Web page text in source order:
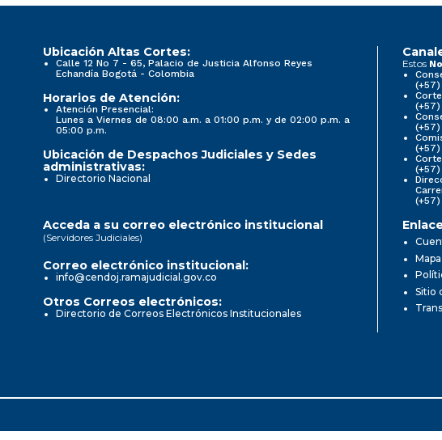
Ubicación Altas Cortes:
Calle 12 No 7 - 65, Palacio de Justicia Alfonso Reyes
Echandía Bogotá - Colombia
Horarios de Atención:
Atención Presencial:
Lunes a Viernes de 08:00 a.m. a 01:00 p.m. y de 02:00 p.m. a
05:00 p.m.
Ubicación de Despachos Judiciales y Sedes
administrativas:
Directorio Nacional
Estos
Acceda a su correo electrónico institucional
(Servidores Judiciales)
Correo electrónico institucional:
info@cendoj.ramajudicial.gov.co
Otros Correos electrónicos:
Directorio de Correos Electrónicos Institucionales
Sitio